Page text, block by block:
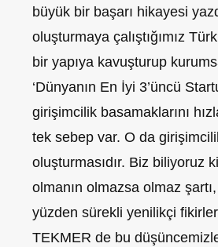
büyük bir başarı hikayesi
oluşturmaya çalıştığımız
bir yapıya kavuşturup
‘Dünyanın En İyi 3’üncü
girişimcilik basamaklarını
tek sebep var. O da
oluşturmasıdır. Biz biliyoruz
olmanın olmazsa olmaz
yüzden sürekli yenilikçi
TEKMER de bu